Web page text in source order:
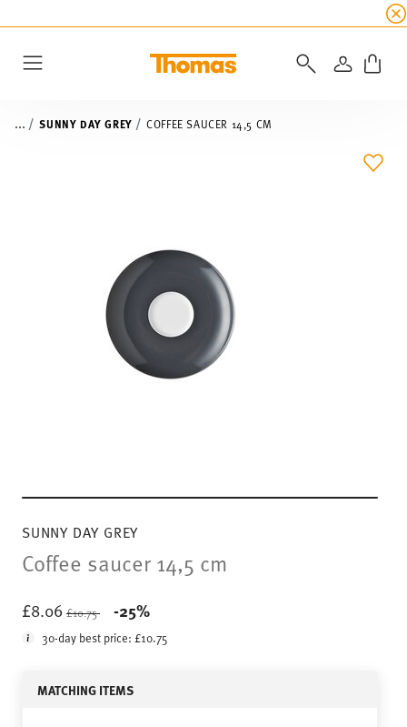
all
LOGIN
... SUNNY DAY GREY COFFEE SAUCER 14,5 CM
SUNNY DAY GREY
Coffee saucer 14,5 cm
£8.06 Price reduced from
£10.75 -25%
30-day best price:£10.75
MATCHING ITEMS
ADD